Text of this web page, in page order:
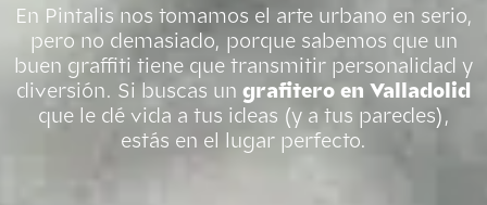
En Pintalis nos tomamos el arte urbano en serio,
pero no demasiado, porque sabemos que un
buen graffiti tiene que transmitir personalidad y
diversión. Si buscas un grafitero en Valladolid
que le dé vida a tus ideas (y a tus paredes),
estás en el lugar perfecto.